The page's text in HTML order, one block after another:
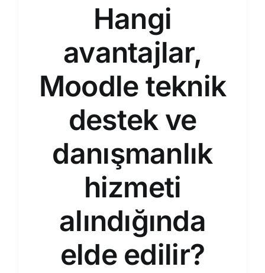
Hangi
avantajlar,
Moodle teknik
destek ve
danışmanlık
hizmeti
alındığında
elde edilir?